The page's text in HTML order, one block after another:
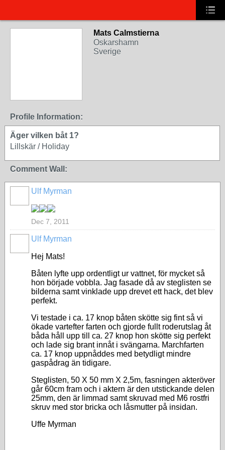
Mats Calmstierna
Oskarshamn
Sverige
Profile Information:
Äger vilken båt 1?
Lillskär / Holiday
Comment Wall:
Ulf Myrman
Dec 7, 2011
Ulf Myrman
Hej Mats!
Båten lyfte upp ordentligt ur vattnet, för mycket så
hon började vobbla. Jag fasade då av steglisten se
bilderna samt vinklade upp drevet ett hack, det blev
perfekt.
Vi testade i ca. 17 knop båten skötte sig fint så vi
ökade vartefter farten och gjorde fullt roderutslag åt
båda håll upp till ca. 27 knop hon skötte sig perfekt
och lade sig brant innåt i svängarna. Marchfarten
ca. 17 knop uppnåddes med betydligt mindre
gaspådrag än tidigare.
Steglisten, 50 X 50 mm X 2,5m, fasningen akteröver
går 60cm fram och i aktern är den utstickande delen
25mm, den är limmad samt skruvad med M6 rostfri
skruv med stor bricka och låsmutter på insidan.
Uffe Myrman